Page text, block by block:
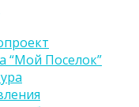
“Мой Поселок”